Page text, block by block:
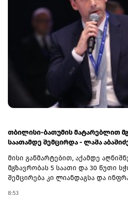
ენიჭება, რაც მოგების შანსს
მონაწილეობა ემიგრანტებსაც
საჭიროა, გზავნილი საკუთარ
თანხა საქართველოს ბანკის
ინტერნეტბანკის საშუალებით
კამპანიის შესახებ ყველა
ამ ბმულზე.(R)
თბილისი-ბათუმის მატარებლით
საათამდე შემცირდა - ლაშა
მისი განმარტებით, აქამდე
მგზავრობას 5 საათი და 30 წუთი
შემცირება კი ლიანდაგსა და
8:53